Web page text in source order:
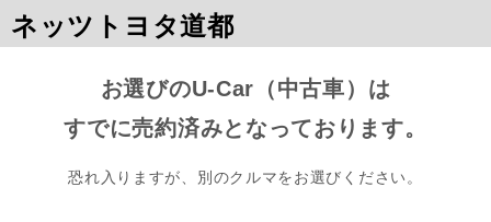
ネッツトヨタ道都
お選びのU-Car（中古車）は
すでに売約済みとなっております。
恐れ入りますが、別のクルマをお選びください。